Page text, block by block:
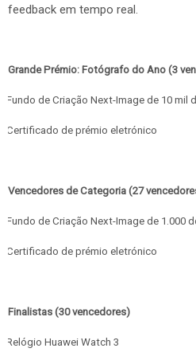
feedback em tempo real.
Grande Prémio: Fotógrafo do Ano (3
Fundo de Criação Next-Image de 10 mil
Certificado de prémio eletrónico
Vencedores de Categoria (27
Fundo de Criação Next-Image de 1.000
Certificado de prémio eletrónico
Finalistas (30 vencedores)
Relógio Huawei Watch 3